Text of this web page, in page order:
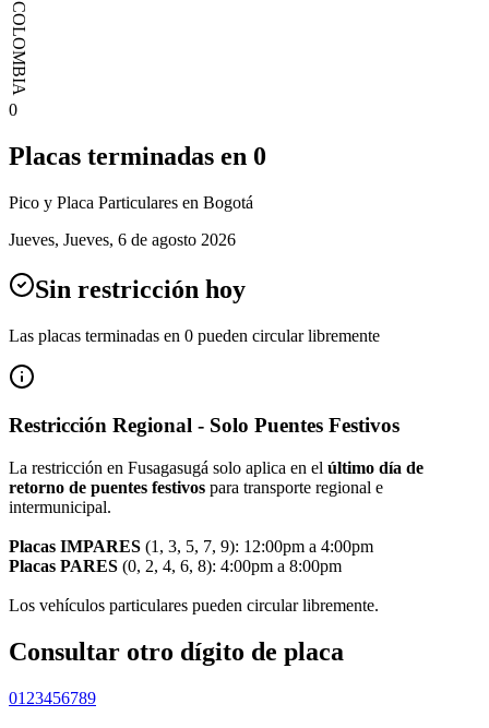
COLOMBIA
0
Placas terminadas en 0
Pico y Placa Particulares en Bogotá
Jueves, Jueves, 6 de agosto 2026
Sin restricción hoy
Las placas terminadas en 0 pueden circular libremente
Restricción Regional - Solo Puentes Festivos
La restricción en Fusagasugá solo aplica en el último día de
retorno de puentes festivos para transporte regional e
intermunicipal.
Placas IMPARES (1, 3, 5, 7, 9): 12:00pm a 4:00pm
Placas PARES (0, 2, 4, 6, 8): 4:00pm a 8:00pm
Los vehículos particulares pueden circular libremente.
Consultar otro dígito de placa
01 23456789